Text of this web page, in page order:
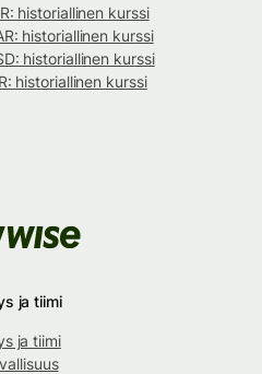
historiallinen kurssi
historiallinen kurssi
historiallinen kurssi
historiallinen kurssi
ja tiimi
ja tiimi